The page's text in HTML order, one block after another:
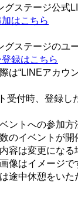
グステージ公式
はこちら
グステージのユ
録はこちら
“LINEアカウン
受付時、登録し
ントへの参加方
のイベントが開
容は変更になる
像はイメージで
途中休憩をいた